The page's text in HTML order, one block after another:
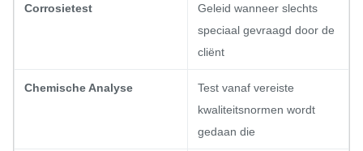
Corrosietest
Geleid wanneer slechts
speciaal gevraagd door de
cliënt
Chemische Analyse
Test vanaf vereiste
kwaliteitsnormen wordt
gedaan die